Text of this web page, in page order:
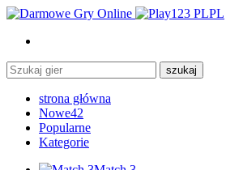
PL
szukaj
strona główna
Nowe42
Popularne
Kategorie